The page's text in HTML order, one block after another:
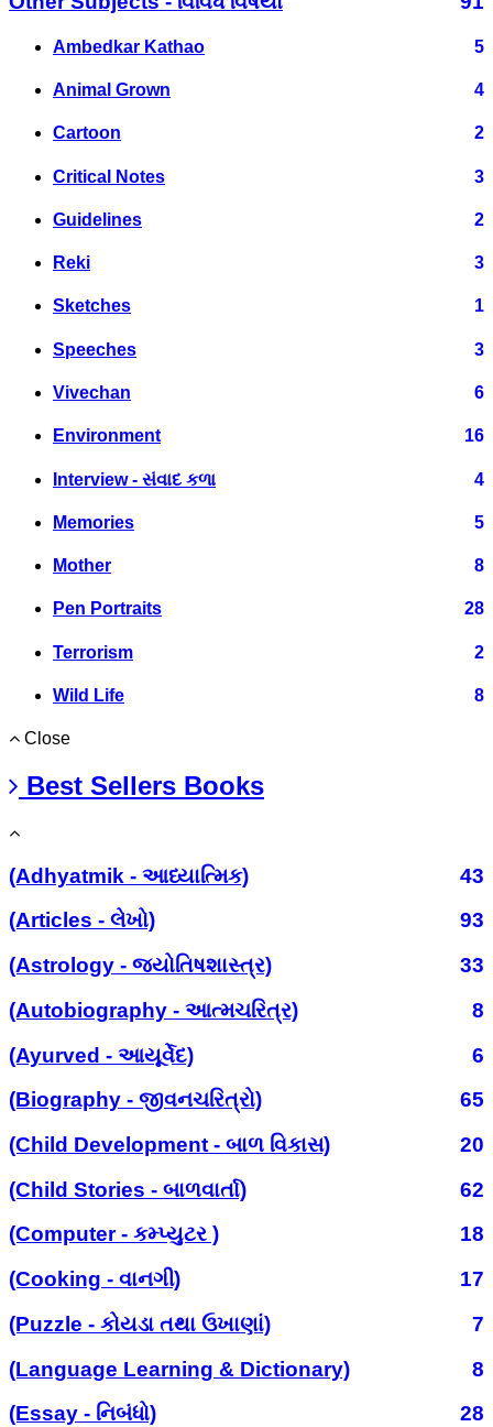
Ambedkar Kathao 5
Animal Grown 4
Cartoon 2
Critical Notes 3
Guidelines 2
Reki 3
Sketches 1
Speeches 3
Vivechan 6
Environment 16
Interview - સંવાદ કળા 4
Memories 5
Mother 8
Pen Portraits 28
Terrorism 2
Wild Life 8
Close
Best Sellers Books
(Adhyatmik - આધ્યાત્મિક)
43
(Articles - લેખો)
93
(Astrology - જ્યોતિષશાસ્ત્ર)
33
(Autobiography - આત્મચરિત્ર)
8
(Ayurved - આયૂર્વેદ)
6
(Biography - જીવનચરિત્રો)
65
(Child Development - બાળ વિકાસ)
20
(Child Stories - બાળવાર્તા)
62
(Computer - કમ્પ્યુટર )
18
(Cooking - વાનગી)
17
(Puzzle - કોયડા તથા ઉખાણાં)
7
(Language Learning & Dictionary)
8
(Essay - નિબંધો)
28